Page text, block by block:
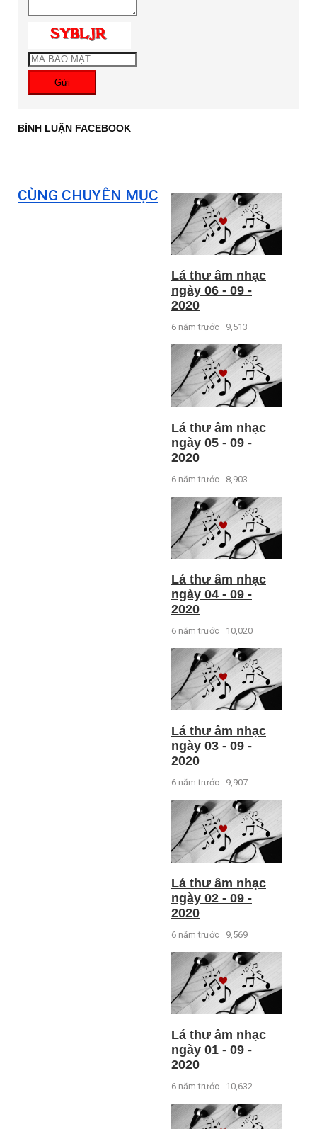
Gửi
BÌNH LUẬN FACEBOOK
CÙNG CHUYÊN MỤC
Lá thư âm nhạc
ngày 06 - 09 -
2020
6 năm trước 9,513
Lá thư âm nhạc
ngày 05 - 09 -
2020
6 năm trước 8,903
Lá thư âm nhạc
ngày 04 - 09 -
2020
6 năm trước 10,020
Lá thư âm nhạc
ngày 03 - 09 -
2020
6 năm trước 9,907
Lá thư âm nhạc
ngày 02 - 09 -
2020
6 năm trước 9,569
Lá thư âm nhạc
ngày 01 - 09 -
2020
6 năm trước 10,632